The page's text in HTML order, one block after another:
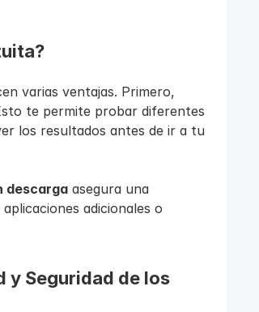
varias ventajas. Primero,
te permite probar diferentes
los resultados antes de ir a tu
descarga asegura una
adicionales o
y Seguridad de los